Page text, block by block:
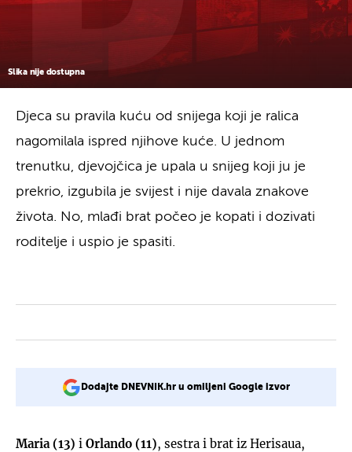
Slika nije dostupna
Djeca su pravila kuću od snijega koji je ralica
nagomilala ispred njihove kuće. U jednom
trenutku, djevojčica je upala u snijeg koji ju je
prekrio, izgubila je svijest i nije davala znakove
života. No, mlađi brat počeo je kopati i dozivati
roditelje i uspio je spasiti.
Dodajte DNEVNIK.hr u omiljeni Google izvor
Maria (13) i Orlando (11), sestra i brat iz Herisaua,